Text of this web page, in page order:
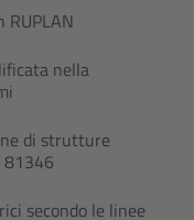
nella
di strutture
81346
secondo le linee